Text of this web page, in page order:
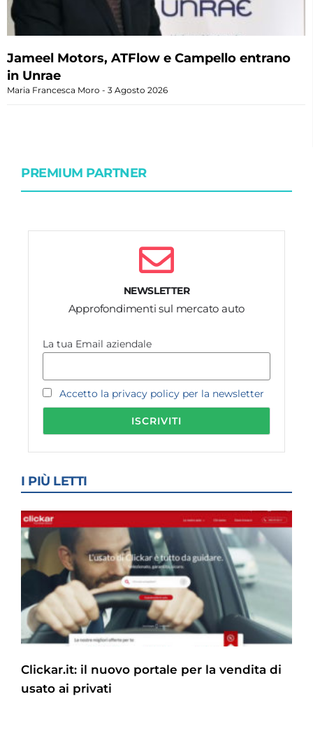
Jameel Motors, ATFlow e Campello entrano
in Unrae
Maria Francesca Moro 3 Agosto 2026
PREMIUM PARTNER
NEWSLETTER
Approfondimenti sul mercato auto
La tua Email aziendale
Accetto la privacy policy per la newsletter
I PIÙ LETTI
Clickar.it: il nuovo portale per la vendita di
usato ai privati